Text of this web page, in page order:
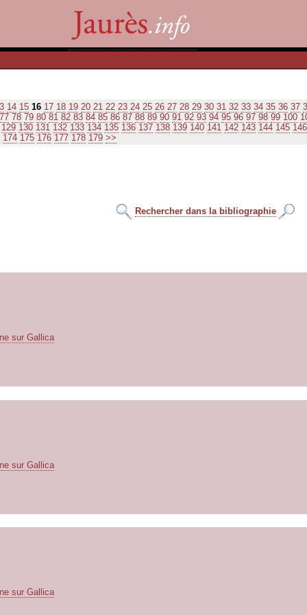
14 15 16 17 18 19 20 21 22 23 24 25 26 27 28 29 30 31 32 33 34 35 36 37
77 78 79 80 81 82 83 84 85 86 87 88 89 90 91 92 93 94 95 96 97 98 99 100
129 130 131 132 133 134 135 136 137 138 139 140 141 142 143 144 145 146
174 175 176 177 178 179 >>
Rechercher dans la bibliographie
sur Gallica
sur Gallica
sur Gallica